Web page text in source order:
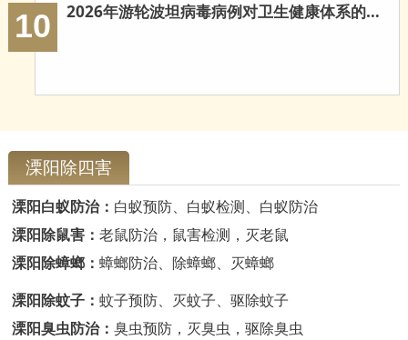
10 2026年游轮波坦病毒病例对卫生健康体系的多重启示
溧阳除四害
溧阳白蚁防治： 白蚁预防、白蚁检测、白蚁防治
溧阳除鼠害： 老鼠防治，鼠害检测，灭老鼠
溧阳除蟑螂： 蟑螂防治、除蟑螂、灭蟑螂
溧阳除蚊子： 蚊子预防、灭蚊子、驱除蚊子
溧阳臭虫防治： 臭虫预防，灭臭虫，驱除臭虫